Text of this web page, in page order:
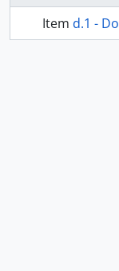
Item d.1 - Documentación